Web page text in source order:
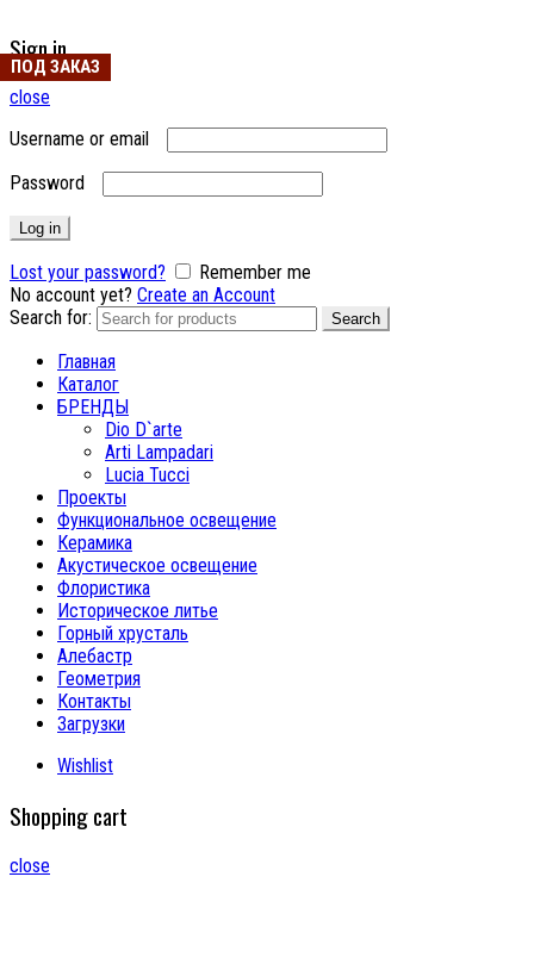
Sign in
close
Username or email
Password
Log in
Lost your password?
Remember me
No account yet? Create an Account
Search for:
Search
Главная
Каталог
БРЕНДЫ
Dio D`arte
Arti Lampadari
Lucia Tucci
Проекты
Функциональное освещение
Керамика
Акустическое освещение
Флористика
Историческое литье
Горный хрусталь
Алебастр
Геометрия
Контакты
Загрузки
Wishlist
Shopping cart
close
ПОД ЗАКАЗ
ПОД ЗАКАЗ
ПОД ЗАКАЗ